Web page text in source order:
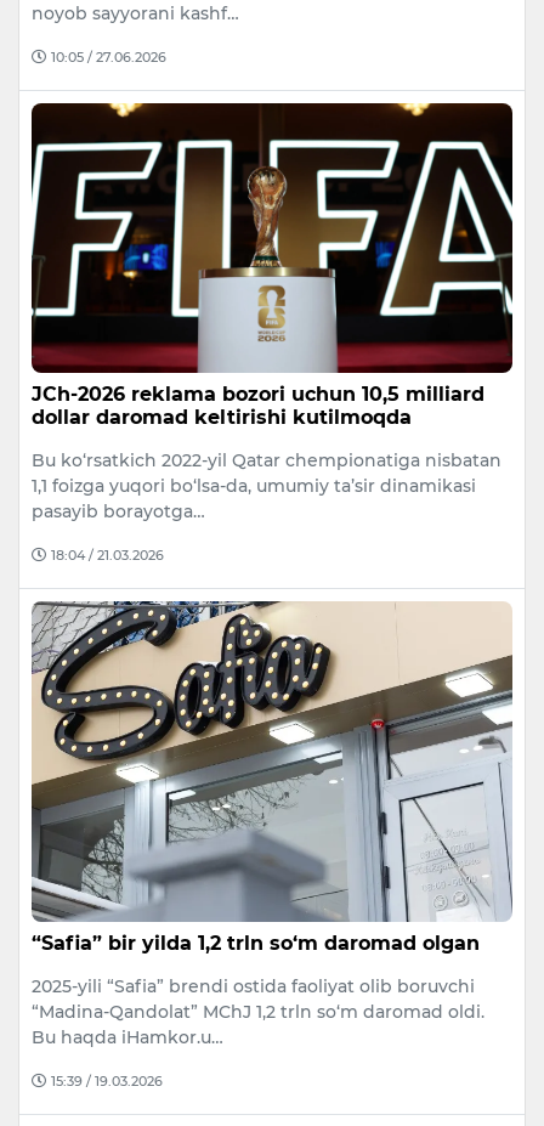
noyob sayyorani kashf…
10:05 / 27.06.2026
JCh-2026 reklama bozori uchun 10,5 milliard
dollar daromad keltirishi kutilmoqda
Bu ko‘rsatkich 2022-yil Qatar chempionatiga nisbatan
1,1 foizga yuqori bo‘lsa-da, umumiy ta’sir dinamikasi
pasayib borayotga…
18:04 / 21.03.2026
“Safia” bir yilda 1,2 trln so‘m daromad olgan
2025-yili “Safia” brendi ostida faoliyat olib boruvchi
“Madina-Qandolat” MChJ 1,2 trln so‘m daromad oldi.
Bu haqda iHamkor.u…
15:39 / 19.03.2026